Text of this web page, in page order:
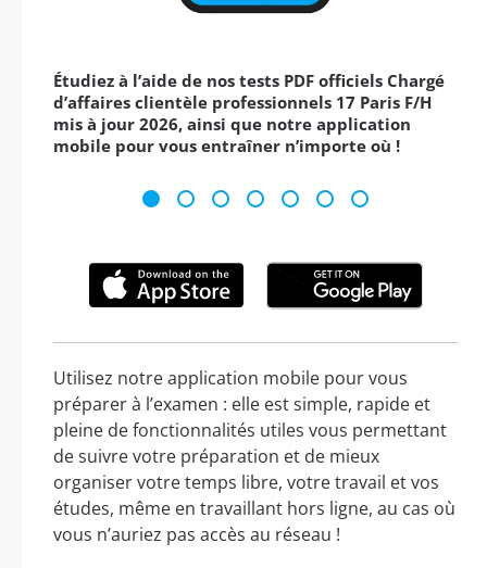
Étudiez à l’aide de nos tests PDF officiels Chargé
d’affaires clientèle professionnels 17 Paris F/H
mis à jour 2026, ainsi que notre application
mobile pour vous entraîner n’importe où !
Utilisez notre application mobile pour vous
préparer à l’examen : elle est simple, rapide et
pleine de fonctionnalités utiles vous permettant
de suivre votre préparation et de mieux
organiser votre temps libre, votre travail et vos
études, même en travaillant hors ligne, au cas où
vous n’auriez pas accès au réseau !